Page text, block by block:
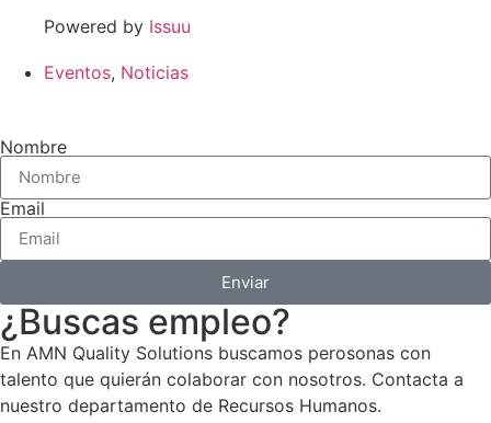
Powered by Issuu
Eventos, Noticias
Nombre
Email
Enviar
¿Buscas empleo?
En AMN Quality Solutions buscamos perosonas con
talento que quierán colaborar con nosotros. Contacta a
nuestro departamento de Recursos Humanos.